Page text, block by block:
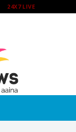
24X7 LIVE